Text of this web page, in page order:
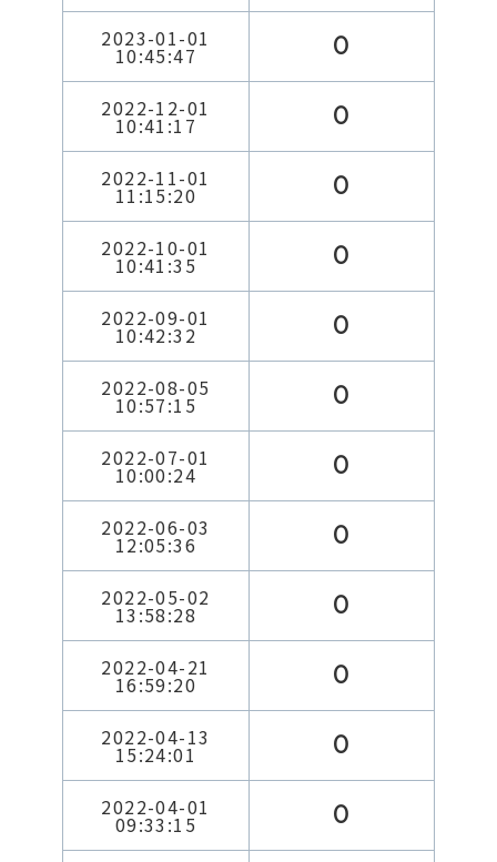
2023-01-01
10:45:47 0
2022-12-01
10:41:17 0
2022-11-01
11:15:20 0
2022-10-01
10:41:35 0
2022-09-01
10:42:32 0
2022-08-05
10:57:15 0
2022-07-01
10:00:24 0
2022-06-03
12:05:36 0
2022-05-02
13:58:28 0
2022-04-21
16:59:20 0
2022-04-13
15:24:01 0
2022-04-01
09:33:15 0